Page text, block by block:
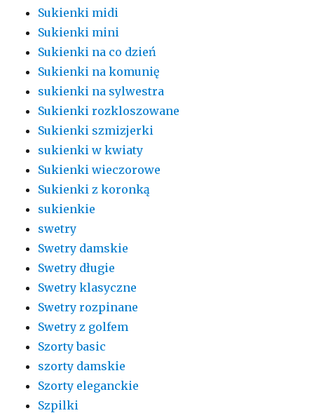
Sukienki midi
Sukienki mini
Sukienki na co dzień
Sukienki na komunię
sukienki na sylwestra
Sukienki rozkloszowane
Sukienki szmizjerki
sukienki w kwiaty
Sukienki wieczorowe
Sukienki z koronką
sukienkie
swetry
Swetry damskie
Swetry długie
Swetry klasyczne
Swetry rozpinane
Swetry z golfem
Szorty basic
szorty damskie
Szorty eleganckie
Szpilki